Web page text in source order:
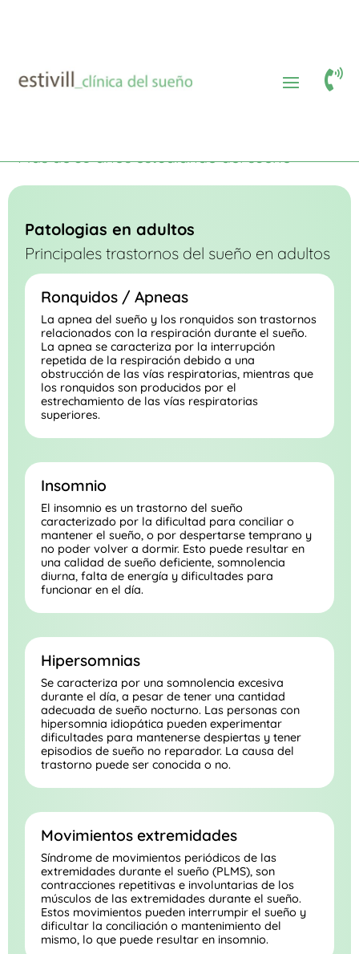

$ Area médica $ Patologías adultos
Más de 35 años estudiando del sueño
Patologias en adultos
Principales trastornos del sueño en adultos
Ronquidos / Apneas
La apnea del sueño y los ronquidos son trastornos
relacionados con la respiración durante el sueño.
La apnea se caracteriza por la interrupción
repetida de la respiración debido a una
obstrucción de las vías respiratorias, mientras que
los ronquidos son producidos por el
estrechamiento de las vías respiratorias
superiores.
Insomnio
El insomnio es un trastorno del sueño
caracterizado por la dificultad para conciliar o
mantener el sueño, o por despertarse temprano y
no poder volver a dormir. Esto puede resultar en
una calidad de sueño deficiente, somnolencia
diurna, falta de energía y dificultades para
funcionar en el día.
Hipersomnias
Se caracteriza por una somnolencia excesiva
durante el día, a pesar de tener una cantidad
adecuada de sueño nocturno. Las personas con
hipersomnia idiopática pueden experimentar
dificultades para mantenerse despiertas y tener
episodios de sueño no reparador. La causa del
trastorno puede ser conocida o no.
Movimientos extremidades
Síndrome de movimientos periódicos de las
extremidades durante el sueño (PLMS), son
contracciones repetitivas e involuntarias de los
músculos de las extremidades durante el sueño.
Estos movimientos pueden interrumpir el sueño y
dificultar la conciliación o mantenimiento del
mismo, lo que puede resultar en insomnio.